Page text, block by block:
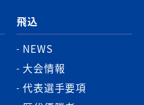
飛込
NEWS
大会情報
代表選手要項